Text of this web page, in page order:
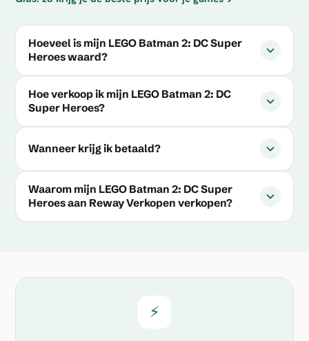
Hoeveel is mijn LEGO Batman 2: DC Super
Heroes waard?
Hoe verkoop ik mijn LEGO Batman 2: DC
Super Heroes?
Wanneer krijg ik betaald?
Waarom mijn LEGO Batman 2: DC Super
Heroes aan Reway Verkopen verkopen?
⚡